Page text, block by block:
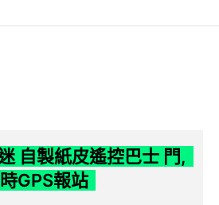
自製紙皮遙控巴士 門,
GPS報站